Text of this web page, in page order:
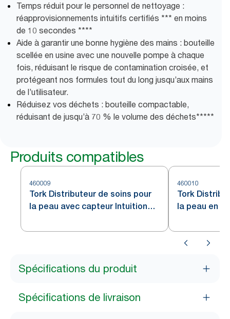
Temps réduit pour le personnel de nettoyage :
réapprovisionnements intuitifs certifiés *** en moins
de 10 secondes ****
Aide à garantir une bonne hygiène des mains : bouteille
scellée en usine avec une nouvelle pompe à chaque
fois, réduisant le risque de contamination croisée, et
protégeant nos formules tout du long jusqu’aux mains
de l’utilisateur.
Réduisez vos déchets : bouteille compactable,
réduisant de jusqu’à 70 % le volume des déchets​*****
Produits compatibles
460009
Tork Distributeur de soins pour
la peau avec capteur Intuition™
460010
Tork
la peau en
Spécifications du produit
Spécifications de livraison